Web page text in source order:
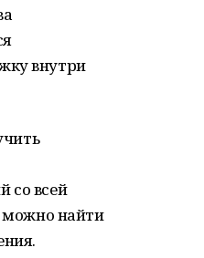
внутри
со всей
можно найти